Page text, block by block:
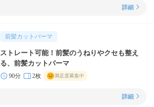
詳細
前髪カットパーマ
ストレート可能！前髪のうねりやクセも整え
る、前髪カットパーマ
90分 2枚 満足度募集中
詳細